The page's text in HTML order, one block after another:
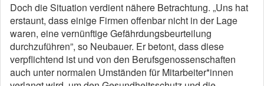
Doch die Situation verdient nähere Betrachtung. „Uns hat
erstaunt, dass einige Firmen offenbar nicht in der Lage
waren, eine vernünftige Gefährdungsbeurteilung
durchzuführen”, so Neubauer. Er betont, dass diese
verpflichtend ist und von den Berufsgenossenschaften
auch unter normalen Umständen für Mitarbeiter*innen